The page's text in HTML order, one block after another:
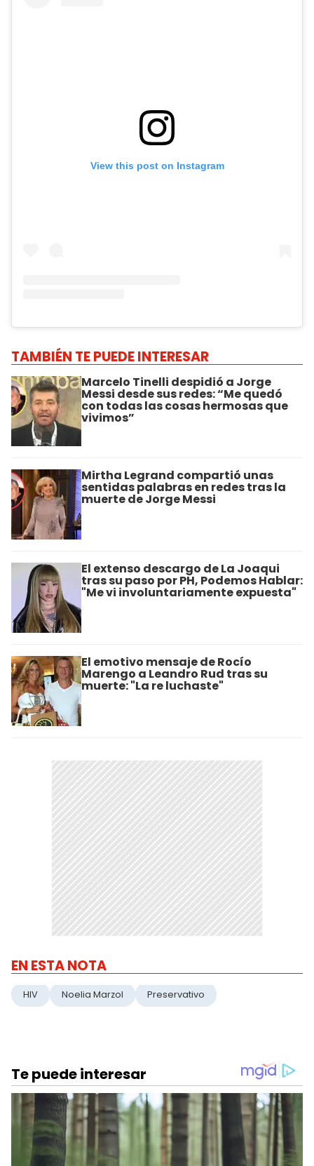
View this post on Instagram
TAMBIÉN TE PUEDE INTERESAR
Marcelo Tinelli despidió a Jorge
Messi desde sus redes: “Me quedó
con todas las cosas hermosas que
vivimos”
Mirtha Legrand compartió unas
sentidas palabras en redes tras la
muerte de Jorge Messi
El extenso descargo de La Joaqui
tras su paso por PH, Podemos Hablar:
"Me vi involuntariamente expuesta"
El emotivo mensaje de Rocío
Marengo a Leandro Rud tras su
muerte: "La re luchaste"
EN ESTA NOTA
HIV Noelia Marzol Preservativo